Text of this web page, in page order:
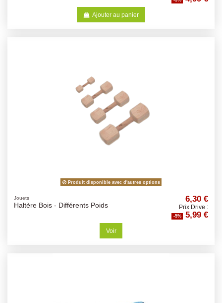
Ajouter au panier
Produit disponible avec d'autres options
Jouets
Haltère Bois - Différents Poids
6,30 €
Prix Drive :
-5% 5,99 €
Voir